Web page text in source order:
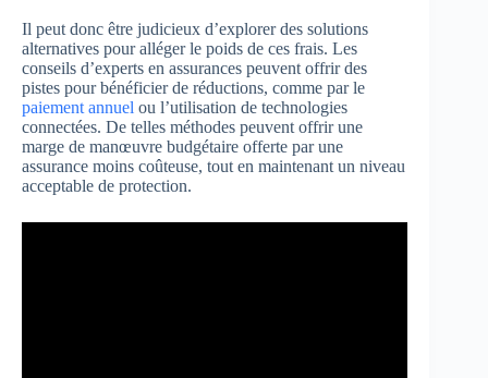
Il peut donc être judicieux d’explorer des solutions
alternatives pour alléger le poids de ces frais. Les
conseils d’experts en assurances peuvent offrir des
pistes pour bénéficier de réductions, comme par le
paiement annuel ou l’utilisation de technologies
connectées. De telles méthodes peuvent offrir une
marge de manœuvre budgétaire offerte par une
assurance moins coûteuse, tout en maintenant un niveau
acceptable de protection.